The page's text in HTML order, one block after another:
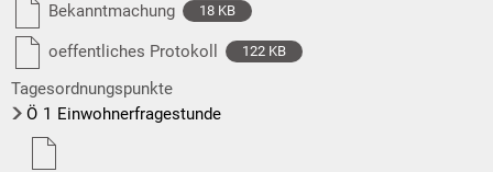
Bekanntmachung
18 KB
oeffentliches Protokoll 122 KB
Tagesordnungspunkte
Ö 1 Einwohnerfragestunde